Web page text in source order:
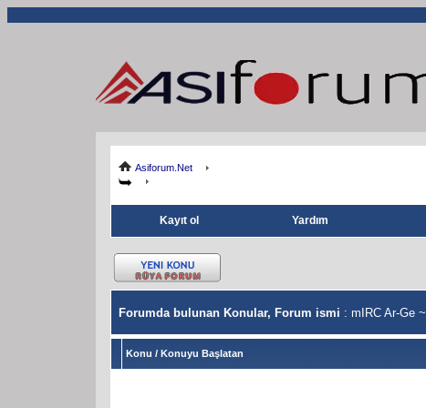
Asiforum.Net
Kayıt ol Yardım
Forumda bulunan Konular, Forum ismi : mIRC Ar-Ge ~
Konu / Konuyu Başlatan